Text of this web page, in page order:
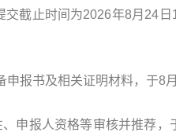
截止时间为2026年8月24
报书及相关证明材料，于8
申报人资格等审核并推荐，